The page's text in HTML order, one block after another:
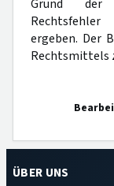
Grund der
ergeben. Der
Rechtsmittels
ÜBER UNS